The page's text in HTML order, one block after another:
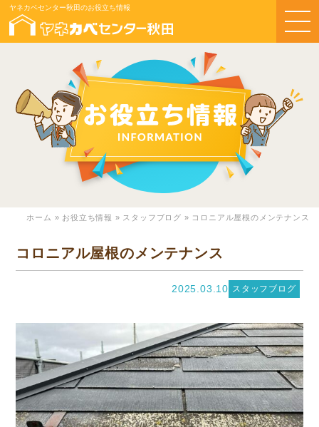
ヤネカベセンター秋田のお役立ち情報
ホーム » お役立ち情報 » スタッフブログ » コロニアル屋根のメンテナンス
コロニアル屋根のメンテナンス
2025.03.10 スタッフブログ